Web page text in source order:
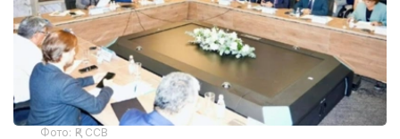
Фото: ҚР ССВ